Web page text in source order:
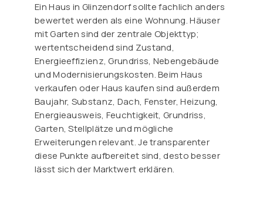
Ein Haus in Glinzendorf sollte fachlich anders
bewertet werden als eine Wohnung. Häuser
mit Garten sind der zentrale Objekttyp;
wertentscheidend sind Zustand,
Energieeffizienz, Grundriss, Nebengebäude
und Modernisierungskosten. Beim Haus
verkaufen oder Haus kaufen sind außerdem
Baujahr, Substanz, Dach, Fenster, Heizung,
Energieausweis, Feuchtigkeit, Grundriss,
Garten, Stellplätze und mögliche
Erweiterungen relevant. Je transparenter
diese Punkte aufbereitet sind, desto besser
lässt sich der Marktwert erklären.